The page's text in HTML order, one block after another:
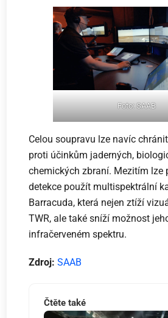
Foto: SAAB
Celou soupravu lze navíc
proti účinkům jaderných,
chemických zbraní. Mezitím lze
detekce použít multispektrální
Barracuda, která nejen ztíží
TWR, ale také sníží možnost
infračerveném spektru.
Zdroj: SAAB
Čtěte také